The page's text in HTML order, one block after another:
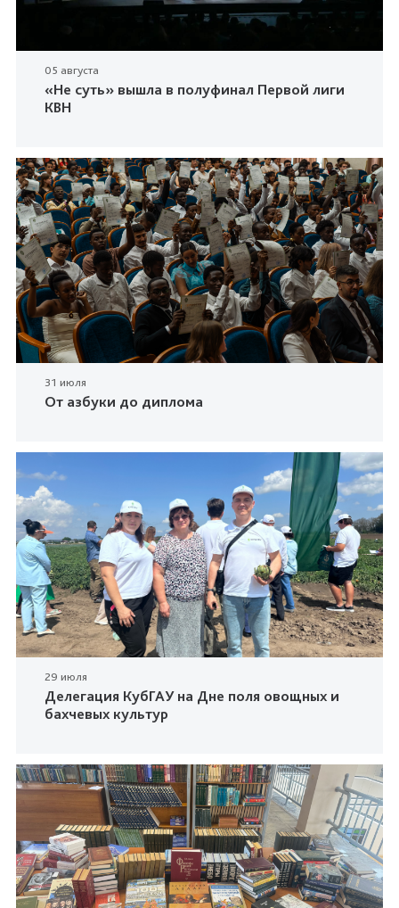
05 августа
«Не суть» вышла в полуфинал Первой лиги
КВН
31 июля
От азбуки до диплома
29 июля
Делегация КубГАУ на Дне поля овощных и
бахчевых культур